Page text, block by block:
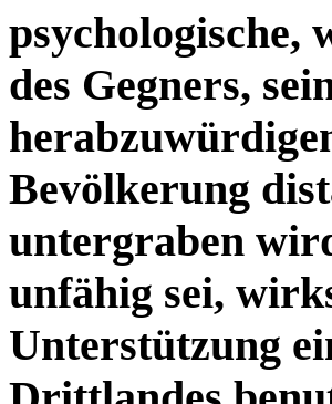
des Gegners,
Bevölkerung
untergraben
unfähig sei,
Unterstützung